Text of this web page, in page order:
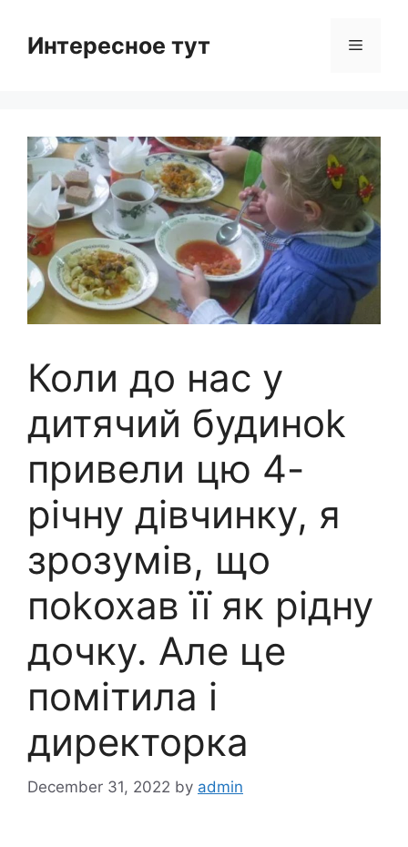
contentИнтересное тут Menu
Коли до нас у
дитячий будиноk
привели цю 4-
річну дівчинку, я
зрозумів, що
поkохав її як рідну
дочку. Але це
помітила і
директорка
December 31, 2022 by admin